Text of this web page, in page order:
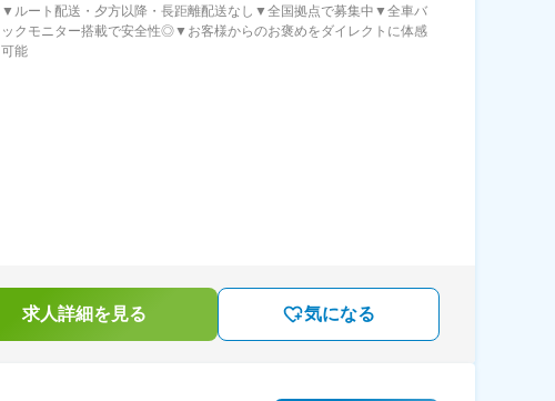
▼ルート配送・夕方以降・長距離配送なし▼全国拠点で募集中▼全車バ
ックモニター搭載で安全性◎▼お客様からのお褒めをダイレクトに体感
可能
求人詳細を見る 気になる